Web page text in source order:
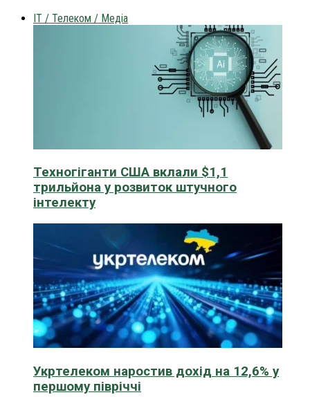
IT / Телеком / Медіа
Техногіганти США вклали $1,1
трильйона у розвиток штучного
інтелекту
Укртелеком наростив дохід на 12,6% у
першому півріччі